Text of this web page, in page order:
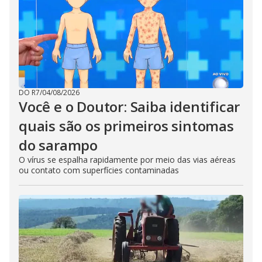
DO R7/04/08/2026
Você e o Doutor: Saiba identificar
quais são os primeiros sintomas
do sarampo
O vírus se espalha rapidamente por meio das vias aéreas
ou contato com superfícies contaminadas